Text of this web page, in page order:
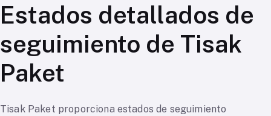
Estados detallados de
seguimiento de Tisak
Paket
Tisak Paket proporciona estados de seguimiento